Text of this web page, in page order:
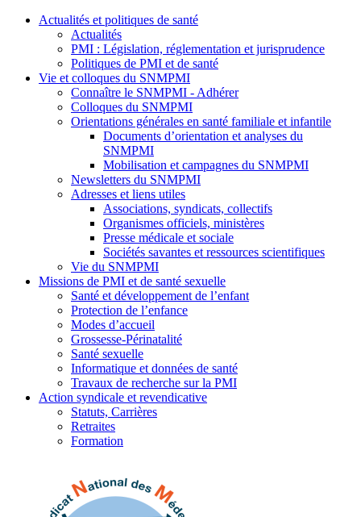
Actualités et politiques de santé
Actualités
PMI : Législation, réglementation et jurisprudence
Politiques de PMI et de santé
Vie et colloques du SNMPMI
Connaître le SNMPMI - Adhérer
Colloques du SNMPMI
Orientations générales en santé familiale et infantile
Documents d’orientation et analyses du
SNMPMI
Mobilisation et campagnes du SNMPMI
Newsletters du SNMPMI
Adresses et liens utiles
Associations, syndicats, collectifs
Organismes officiels, ministères
Presse médicale et sociale
Sociétés savantes et ressources scientifiques
Vie du SNMPMI
Missions de PMI et de santé sexuelle
Santé et développement de l’enfant
Protection de l’enfance
Modes d’accueil
Grossesse-Périnatalité
Santé sexuelle
Informatique et données de santé
Travaux de recherche sur la PMI
Action syndicale et revendicative
Statuts, Carrières
Retraites
Formation